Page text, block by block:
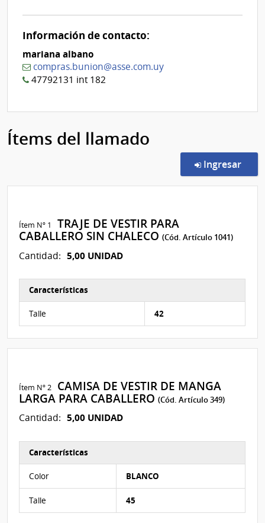
Información de contacto:
mariana albano
compras.bunion@asse.com.uy
47792131 int 182
Ítems del llamado
Ingresar
Ítem Nº 1
TRAJE DE VESTIR PARA
CABALLERO SIN CHALECO(Cód. Artículo 1041)
Cantidad: 5,00 UNIDAD
Características
Talle 42
Ítem Nº 2
CAMISA DE VESTIR DE MANGA
LARGA PARA CABALLERO(Cód. Artículo 349)
Cantidad: 5,00 UNIDAD
Características
Color BLANCO
Talle 45